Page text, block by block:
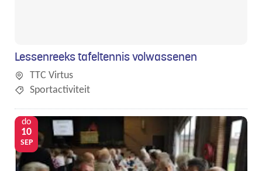
Lessenreeks tafeltennis volwassenen
TTC Virtus
Sportactiviteit
do
10
SEP